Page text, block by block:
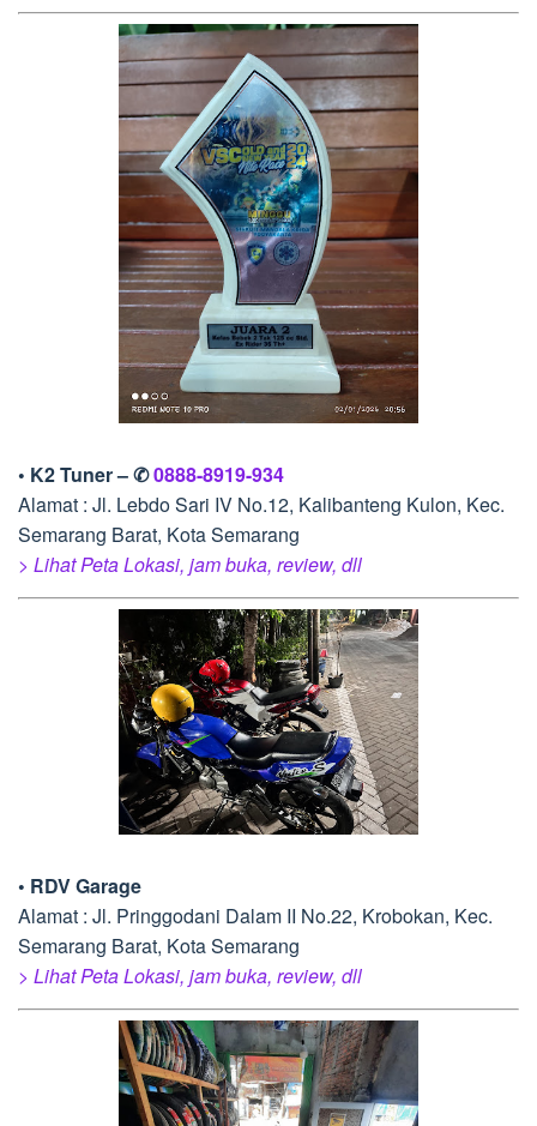
• K2 Tuner – ✆0888-8919-934
Alamat : Jl. Lebdo Sari IV No.12, Kalibanteng Kulon, Kec.
Semarang Barat, Kota Semarang
> Lihat Peta Lokasi, jam buka, review, dll
• RDV Garage
Alamat : Jl. Pringgodani Dalam II No.22, Krobokan, Kec.
Semarang Barat, Kota Semarang
> Lihat Peta Lokasi, jam buka, review, dll